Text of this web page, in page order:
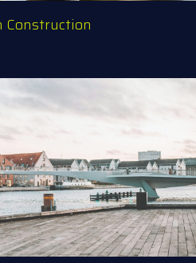
Construction